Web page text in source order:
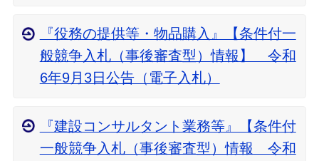
『役務の提供等・物品購入』【条件付一
般競争入札（事後審査型）情報】 令和
6年9月3日公告（電子入札）
『建設コンサルタント業務等』【条件付
一般競争入札（事後審査型）情報 令和